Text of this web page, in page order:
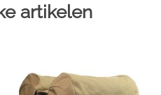
artikelen